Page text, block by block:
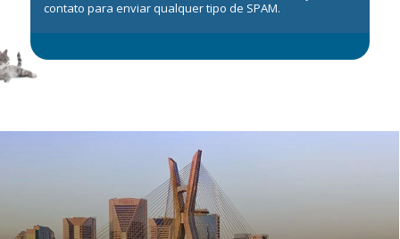
contato para enviar qualquer tipo de SPAM.